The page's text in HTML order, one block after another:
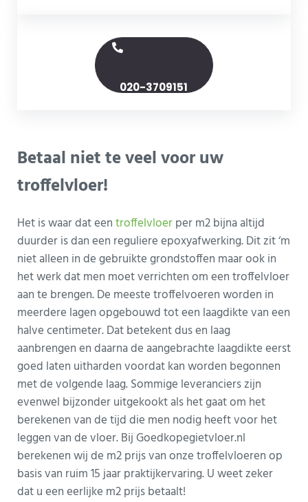
020-3709151
Betaal niet te veel voor uw
troffelvloer!
Het is waar dat eentroffelvloerper m2 bijna altijd
duurder is dan een reguliere epoxyafwerking. Dit zit ‘m
niet alleen in de gebruikte grondstoffen maar ook in
het werk dat men moet verrichten om een troffelvloer
aan te brengen. De meeste troffelvoeren worden in
meerdere lagen opgebouwd tot een laagdikte van een
halve centimeter. Dat betekent dus en laag
aanbrengen en daarna de aangebrachte laagdikte eerst
goed laten uitharden voordat kan worden begonnen
met de volgende laag. Sommige leveranciers zijn
evenwel bijzonder uitgekookt als het gaat om het
berekenen van de tijd die men nodig heeft voor het
leggen van de vloer. Bij Goedkopegietvloer.nl
berekenen wij de m2 prijs van onze troffelvloeren op
basis van ruim 15 jaar praktijkervaring. U weet zeker
dat u een eerlijke m2 prijs betaalt!